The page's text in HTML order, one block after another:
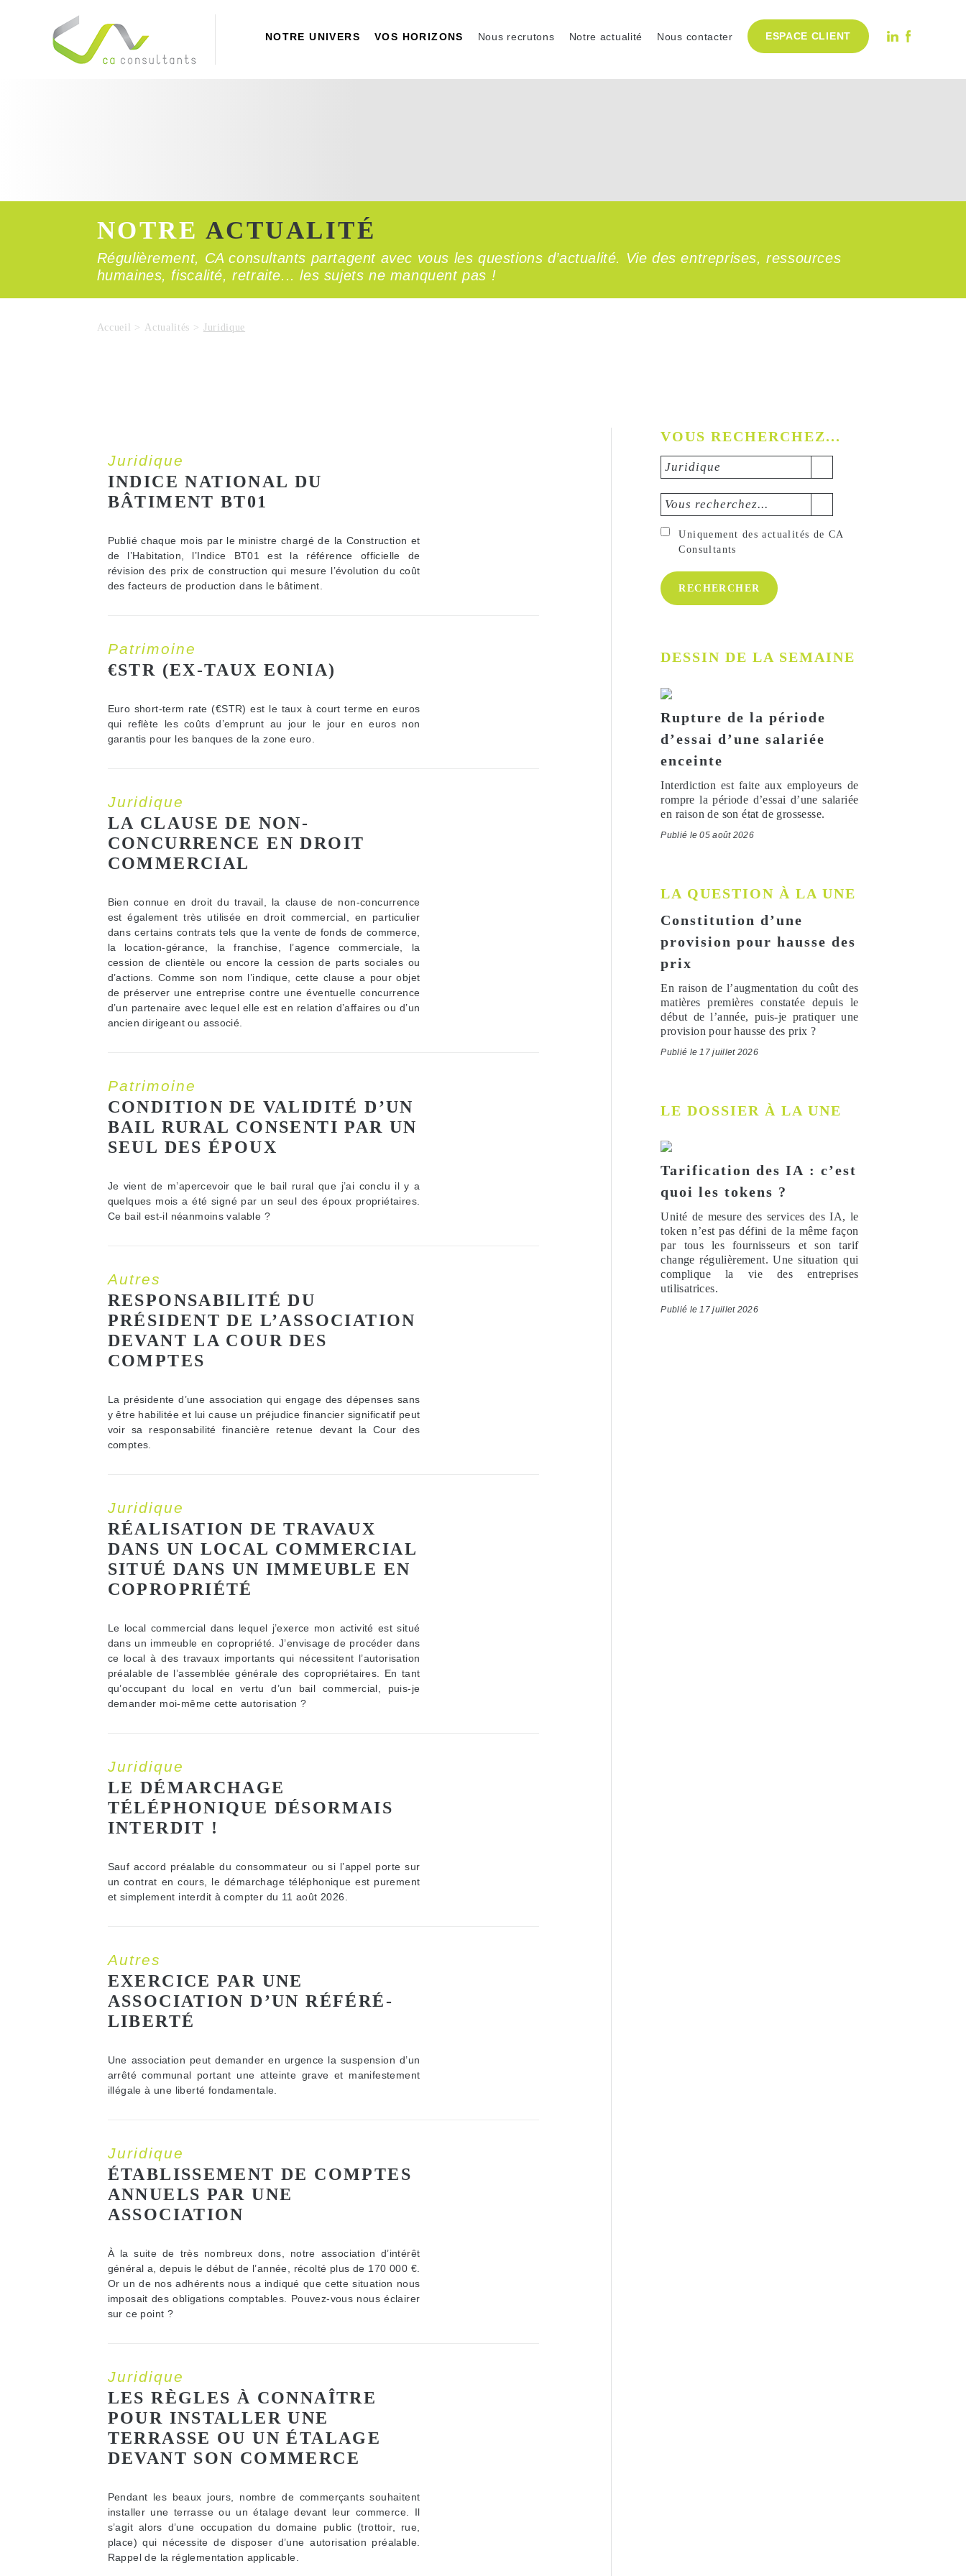
NOTRE UNIVERS VOS HORIZONS Nous recrutons Notre actualité Nous contacter ESPACE CLIENT
NOTRE ACTUALITÉ
Régulièrement, CA consultants partagent avec vous les questions d’actualité. Vie des entreprises, ressources
humaines, fiscalité, retraite... les sujets ne manquent pas !
Accueil Actualités Juridique
Juridique
INDICE NATIONAL DU
BÂTIMENT BT01
Publié chaque mois par le ministre chargé de la Construction et
de l’Habitation, l’Indice BT01 est la référence officielle de
révision des prix de construction qui mesure l’évolution du coût
des facteurs de production dans le bâtiment.
Patrimoine
€STR (EX-TAUX EONIA)
Euro short-term rate (€STR) est le taux à court terme en euros
qui reflète les coûts d’emprunt au jour le jour en euros non
garantis pour les banques de la zone euro.
Juridique
LA CLAUSE DE NON-
CONCURRENCE EN DROIT
COMMERCIAL
Bien connue en droit du travail, la clause de non-concurrence
est également très utilisée en droit commercial, en particulier
dans certains contrats tels que la vente de fonds de commerce,
la location-gérance, la franchise, l’agence commerciale, la
cession de clientèle ou encore la cession de parts sociales ou
d’actions. Comme son nom l’indique, cette clause a pour objet
de préserver une entreprise contre une éventuelle concurrence
d’un partenaire avec lequel elle est en relation d’affaires ou d’un
ancien dirigeant ou associé.
Patrimoine
CONDITION DE VALIDITÉ D’UN
BAIL RURAL CONSENTI PAR UN
SEUL DES ÉPOUX
Je vient de m’apercevoir que le bail rural que j’ai conclu il y a
quelques mois a été signé par un seul des époux propriétaires.
Ce bail est-il néanmoins valable ?
Autres
RESPONSABILITÉ DU
PRÉSIDENT DE L’ASSOCIATION
DEVANT LA COUR DES
COMPTES
La présidente d’une association qui engage des dépenses sans
y être habilitée et lui cause un préjudice financier significatif peut
voir sa responsabilité financière retenue devant la Cour des
comptes.
Juridique
RÉALISATION DE TRAVAUX
DANS UN LOCAL COMMERCIAL
SITUÉ DANS UN IMMEUBLE EN
COPROPRIÉTÉ
Le local commercial dans lequel j’exerce mon activité est situé
dans un immeuble en copropriété. J’envisage de procéder dans
ce local à des travaux importants qui nécessitent l’autorisation
préalable de l’assemblée générale des copropriétaires. En tant
qu’occupant du local en vertu d’un bail commercial, puis-je
demander moi-même cette autorisation ?
Juridique
LE DÉMARCHAGE
TÉLÉPHONIQUE DÉSORMAIS
INTERDIT !
Sauf accord préalable du consommateur ou si l’appel porte sur
un contrat en cours, le démarchage téléphonique est purement
et simplement interdit à compter du 11 août 2026.
Autres
EXERCICE PAR UNE
ASSOCIATION D’UN RÉFÉRÉ-
LIBERTÉ
Une association peut demander en urgence la suspension d’un
arrêté communal portant une atteinte grave et manifestement
illégale à une liberté fondamentale.
Juridique
ÉTABLISSEMENT DE COMPTES
ANNUELS PAR UNE
ASSOCIATION
À la suite de très nombreux dons, notre association d’intérêt
général a, depuis le début de l’année, récolté plus de 170 000 €.
Or un de nos adhérents nous a indiqué que cette situation nous
imposait des obligations comptables. Pouvez-vous nous éclairer
sur ce point ?
Juridique
LES RÈGLES À CONNAÎTRE
POUR INSTALLER UNE
TERRASSE OU UN ÉTALAGE
DEVANT SON COMMERCE
Pendant les beaux jours, nombre de commerçants souhaitent
installer une terrasse ou un étalage devant leur commerce. Il
s’agit alors d’une occupation du domaine public (trottoir, rue,
place) qui nécessite de disposer d’une autorisation préalable.
Rappel de la réglementation applicable.
VOUS RECHERCHEZ...
Juridique
Vous recherchez...
Uniquement des actualités de CA
Consultants
DESSIN DE LA SEMAINE
Rupture de la période
d’essai d’une salariée
enceinte
Interdiction est faite aux employeurs de
rompre la période d’essai d’une salariée
en raison de son état de grossesse.
Publié le 05 août 2026
LA QUESTION À LA UNE
Constitution d’une
provision pour hausse des
prix
En raison de l’augmentation du coût des
matières premières constatée depuis le
début de l’année, puis-je pratiquer une
provision pour hausse des prix ?
Publié le 17 juillet 2026
LE DOSSIER À LA UNE
Tarification des IA : c’est
quoi les tokens ?
Unité de mesure des services des IA, le
token n’est pas défini de la même façon
par tous les fournisseurs et son tarif
change régulièrement. Une situation qui
complique la vie des entreprises
utilisatrices.
Publié le 17 juillet 2026